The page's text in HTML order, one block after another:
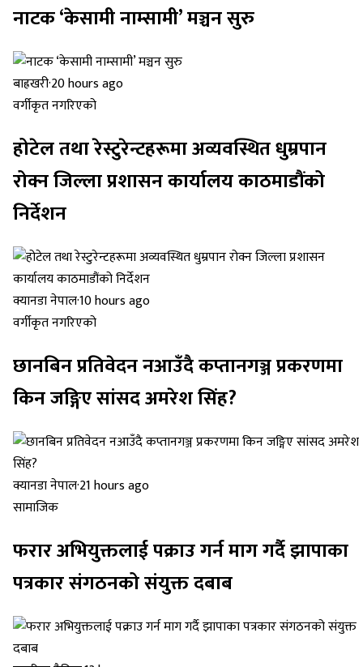
नाटक ‘केसामी नाम्सामी’ मञ्चन सुरु
बाह्रखरी·20 hours ago
वर्गीकृत नगरिएको
होटेल तथा रेस्टुरेन्टहरूमा अव्यवस्थित धुम्रपान
रोक्न जिल्ला प्रशासन कार्यालय काठमाडौंको
निर्देशन
क्यानडा नेपाल·10 hours ago
वर्गीकृत नगरिएको
छानबिन प्रतिवेदन नआउँदै कप्तानगञ्ज प्रकरणमा
किन जङ्गिए सांसद अमरेश सिंह?
क्यानडा नेपाल·21 hours ago
सामाजिक
फरार अभियुक्तलाई पक्राउ गर्न माग गर्दै झापाका
पत्रकार संगठनको संयुक्त दबाब